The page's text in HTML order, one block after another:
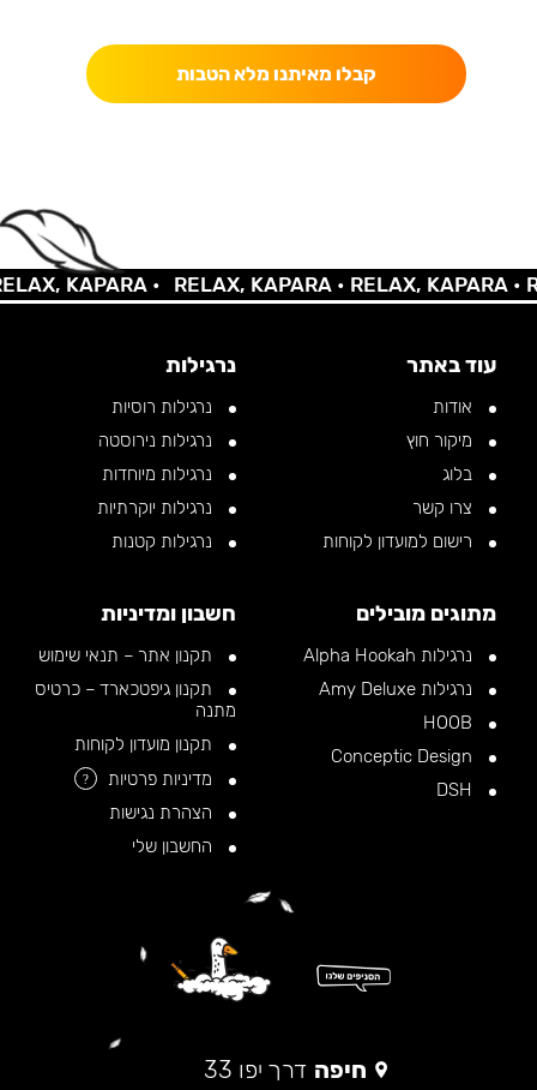
קבלו מאיתנו מלא הטבות
KAPARA • RELAX, KAPARA •RELAX, KAPARA •
עוד באתר
אודות
מיקור חוץ
בלוג
צרו קשר
רישום למועדון לקוחות
נרגילות
נרגילות רוסיות
נרגילות נירוסטה
נרגילות מיוחדות
נרגילות יוקרתיות
נרגילות קטנות
מתוגים מובילים
נרגילות Alpha Hookah
נרגילות Amy Deluxe
חשבון ומדיניות
תקנון אתר – תנאי שימוש
תקנון גיפטכארד – כרטיס
מתנה
תקנון מועדון לקוחות
מדיניות פרטיות
?
הצהרת נגישות
החשבון שלי
חיפה דרך יפו 33